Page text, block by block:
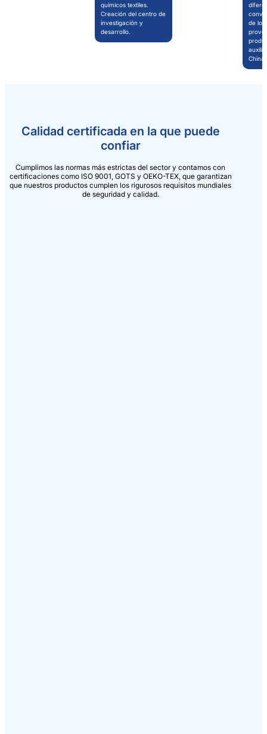
químicos textiles.
Creación del centro de
investigación y
desarrollo.
de los
China.
Calidad certificada en la que puede
confiar
Cumplimos las normas más estrictas del sector y contamos con
certificaciones como ISO 9001, GOTS y OEKO-TEX, que garantizan
que nuestros productos cumplen los rigurosos requisitos mundiales
de seguridad y calidad.